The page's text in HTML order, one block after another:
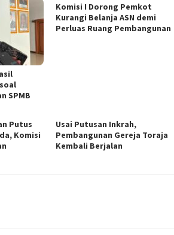
SPMB
Komisi I Dorong Pemkot
Kurangi Belanja ASN demi
Perluas Ruang Pembangunan
Putus
Komisi
Usai Putusan Inkrah,
Pembangunan Gereja Toraja
Kembali Berjalan